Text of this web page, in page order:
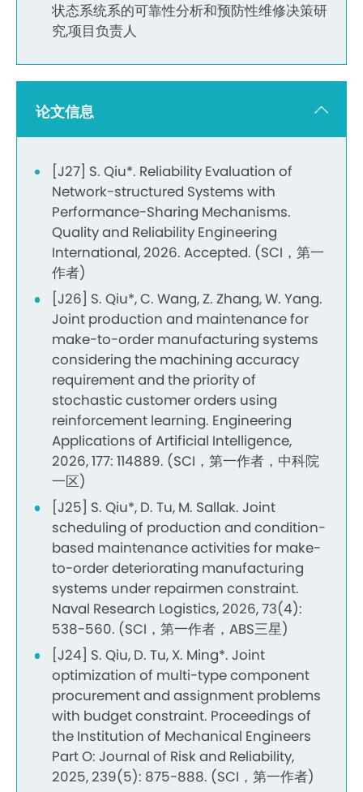
状态系统系的可靠性分析和预防性维修决策研
究,项目负责人
论文信息
[J27] S. Qiu*. Reliability Evaluation of
Network-structured Systems with
Performance-Sharing Mechanisms.
Quality and Reliability Engineering
International, 2026. Accepted. (SCI，第一
作者)
[J26] S. Qiu*, C. Wang, Z. Zhang, W. Yang.
Joint production and maintenance for
make-to-order manufacturing systems
considering the machining accuracy
requirement and the priority of
stochastic customer orders using
reinforcement learning. Engineering
Applications of Artificial Intelligence,
2026, 177: 114889. (SCI，第一作者，中科院
一区)
[J25] S. Qiu*, D. Tu, M. Sallak. Joint
scheduling of production and condition-
based maintenance activities for make-
to-order deteriorating manufacturing
systems under repairmen constraint.
Naval Research Logistics, 2026, 73(4):
538-560. (SCI，第一作者，ABS三星)
[J24] S. Qiu, D. Tu, X. Ming*. Joint
optimization of multi-type component
procurement and assignment problems
with budget constraint. Proceedings of
the Institution of Mechanical Engineers
Part O: Journal of Risk and Reliability,
2025, 239(5): 875-888. (SCI，第一作者)